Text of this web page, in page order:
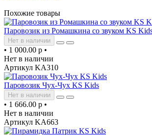
Похожие товары
Паровозик из Ромашкина со звуком KS
Нет в наличии
• 1 000.00 р •
Нет в наличии
Артикул KA310
Паровозик Чух-Чух KS Kids
Нет в наличии
• 1 666.00 р •
Нет в наличии
Артикул KA663